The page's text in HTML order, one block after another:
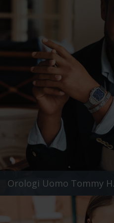
Orologi Uomo Tommy H.